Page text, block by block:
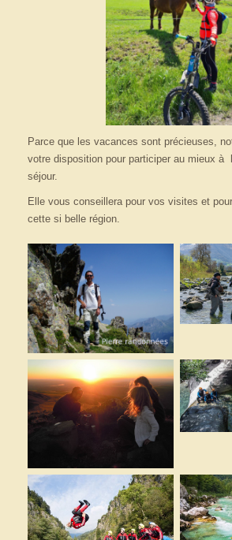
Parce que les vacances sont précieuses,
votre disposition pour participer au mieux à
séjour.
Elle vous conseillera pour vos visites et
cette si belle région.